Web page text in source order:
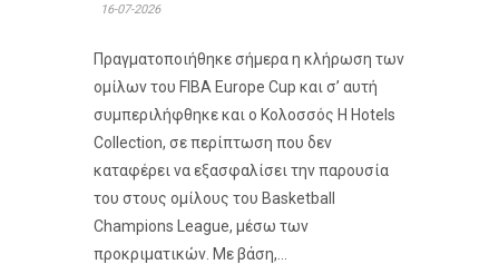
16-07-2026
Πραγματοποιήθηκε σήμερα η κλήρωση των
ομίλων του FIBA Europe Cup και σ’ αυτή
συμπεριλήφθηκε και ο Κολοσσός H Hotels
Collection, σε περίπτωση που δεν
καταφέρει να εξασφαλίσει την παρουσία
του στους ομίλους του Basketball
Champions League, μέσω των
προκριματικών. Με βάση,...